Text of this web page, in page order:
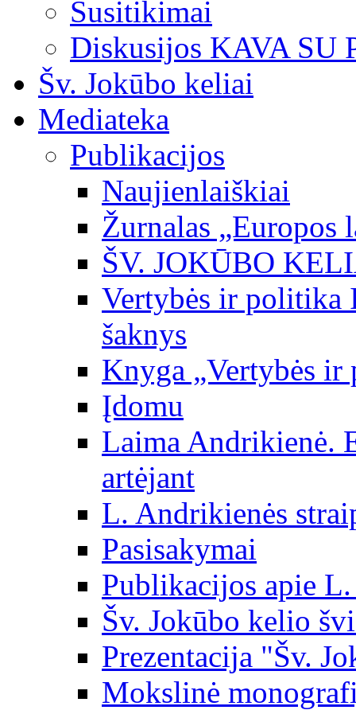
Susitikimai
Diskusijos KAVA SU
Šv. Jokūbo keliai
Mediateka
Publikacijos
Naujienlaiškiai
Žurnalas „Europos
ŠV. JOKŪBO
Vertybės ir politika
šaknys
Knyga „Vertybės
Įdomu
Laima Andrikienė.
artėjant
L. Andrikienės
Pasisakymai
Publikacijos apie
Šv. Jokūbo kelio
Prezentacija "Šv.
Mokslinė